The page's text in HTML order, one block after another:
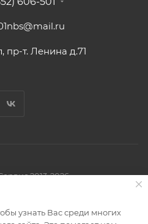
пр-т. Ленина д.71
2013-2026
и аксессуаров
WebdEvILoper
узнать Вас среди многих